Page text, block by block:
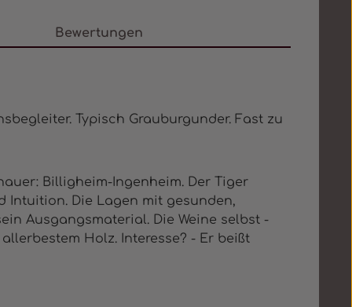
Bewertungen
Typisch Grauburgunder. Fast zu
Billigheim-Ingenheim. Der Tiger
Intuition. Die Lagen mit gesunden,
Ausgangsmaterial. Die Weine selbst -
Holz. Interesse? - Er beißt